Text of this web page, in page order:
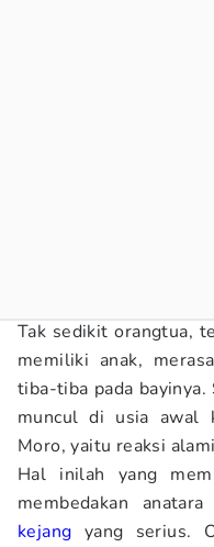
Tak sedikit orangtua,
memiliki anak,
tiba-tiba pada
muncul di usia awal
Moro, yaitu reaksi
Hal inilah yang
membedakan
kejang yang serius.